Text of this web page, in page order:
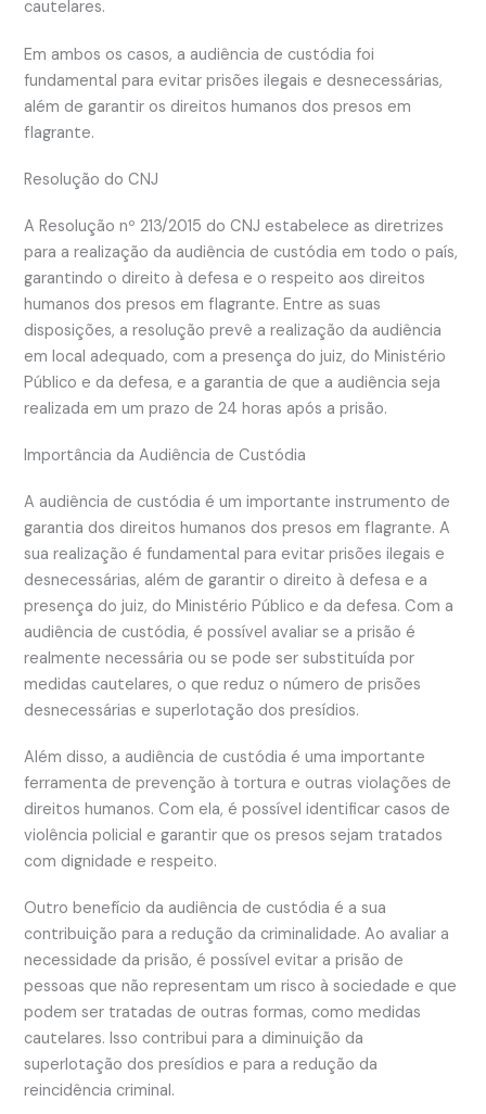
cautelares.
Em ambos os casos, a audiência de custódia foi
fundamental para evitar prisões ilegais e desnecessárias,
além de garantir os direitos humanos dos presos em
flagrante.
Resolução do CNJ
A Resolução nº 213/2015 do CNJ estabelece as diretrizes
para a realização da audiência de custódia em todo o país,
garantindo o direito à defesa e o respeito aos direitos
humanos dos presos em flagrante. Entre as suas
disposições, a resolução prevê a realização da audiência
em local adequado, com a presença do juiz, do Ministério
Público e da defesa, e a garantia de que a audiência seja
realizada em um prazo de 24 horas após a prisão.
Importância da Audiência de Custódia
A audiência de custódia é um importante instrumento de
garantia dos direitos humanos dos presos em flagrante. A
sua realização é fundamental para evitar prisões ilegais e
desnecessárias, além de garantir o direito à defesa e a
presença do juiz, do Ministério Público e da defesa. Com a
audiência de custódia, é possível avaliar se a prisão é
realmente necessária ou se pode ser substituída por
medidas cautelares, o que reduz o número de prisões
desnecessárias e superlotação dos presídios.
Além disso, a audiência de custódia é uma importante
ferramenta de prevenção à tortura e outras violações de
direitos humanos. Com ela, é possível identificar casos de
violência policial e garantir que os presos sejam tratados
com dignidade e respeito.
Outro benefício da audiência de custódia é a sua
contribuição para a redução da criminalidade. Ao avaliar a
necessidade da prisão, é possível evitar a prisão de
pessoas que não representam um risco à sociedade e que
podem ser tratadas de outras formas, como medidas
cautelares. Isso contribui para a diminuição da
superlotação dos presídios e para a redução da
reincidência criminal.